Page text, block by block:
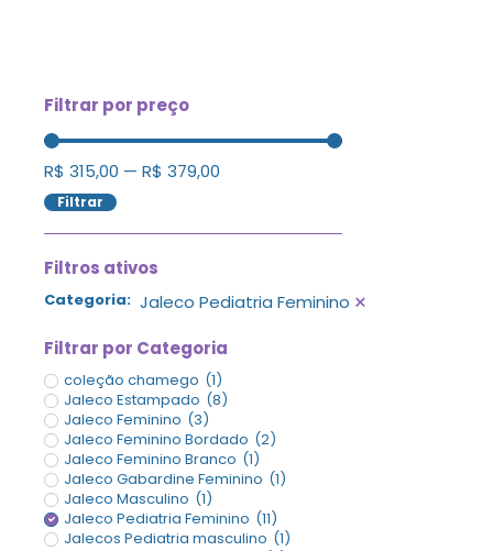
Filtrar por preço
R$ 315,00 — R$ 379,00
Filtrar
Filtros ativos
Categoria: Jaleco Pediatria Feminino ×
Filtrar por Categoria
coleção chamego (1)
Jaleco Estampado (8)
Jaleco Feminino (3)
Jaleco Feminino Bordado (2)
Jaleco Feminino Branco (1)
Jaleco Gabardine Feminino (1)
Jaleco Masculino (1)
Jaleco Pediatria Feminino (11)
Jalecos Pediatria masculino (1)